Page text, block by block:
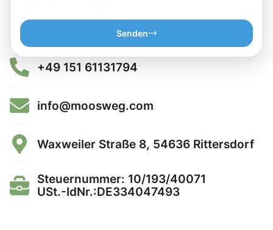
Senden
+49 151 61131794
info@moosweg.com
Waxweiler Straße 8, 54636 Rittersdorf
Steuernummer: 10/193/40071
USt.-IdNr.:DE334047493